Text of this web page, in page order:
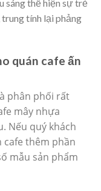
sáng thể hiện sự trẻ
tính lại phảng
quán cafe ấn
phân phối rất
mây nhựa
Nếu quý khách
cafe thêm phần
mẫu sản phẩm